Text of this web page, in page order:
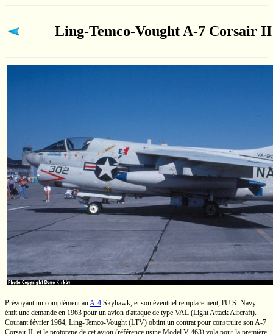
Ling-Temco-Vought A-7 Corsair II
Prévoyant un complément auA-4 Skyhawk, et son éventuel remplacement, l'U.S. Navy
émit une demande en 1963 pour un avion d'attaque de type VAL (Light Attack Aircraft).
Courant février 1964, Ling-Temco-Vought(LTV) obtint un contrat pour construire sonA-7
Corsair II, et le prototype de cet avion (référence usine Model V-463) vola pour la première